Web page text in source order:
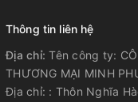
Thông tin liên hệ
Địa chỉ:Tên công ty:
THƯƠNG MẠI MINH
Địa chỉ: : Thôn Nghĩa